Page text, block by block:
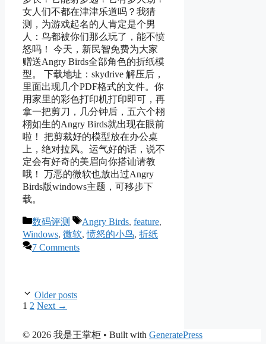
女人们不都在津津乐道吗？我猜
测，为游戏起名的人肯定是个男
人：鸟都被你们那么玩了，能不愤
怒吗！ 今天，新民智免费为大家
赠送Angry Birds全部角色的折纸模
型。 下载地址：skydrive 解压后，
里面出现几个PDF格式的文件。你
用家里的彩色打印机打印即可，再
拿一把剪刀，几分钟后，五六个栩
栩如生的Angry Birds就出现在眼前
啦！ 把剪裁好的模型放在办公桌
上，绝对拉风。运气好的话，说不
定会有好奇的美眉向你搭讪请教
哦！ 万恶的微软也放出过Angry
Birds版windows主题，可移步下
载。
Categories
数码评测 Tags
Angry Birds, feature,
Windows, 微软,愤怒的小鸟, 折纸
7 Comments
Older posts
Page
1 Page
2 Next →
© 2026 我是王掌柜 • Built with GeneratePress